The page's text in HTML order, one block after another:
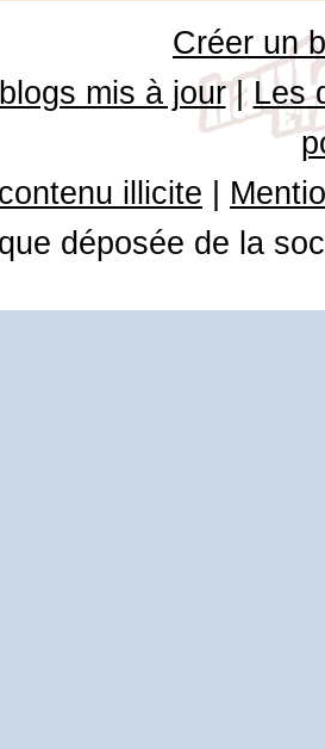
Créer un
mis à jour| Les
illicite
déposée de la